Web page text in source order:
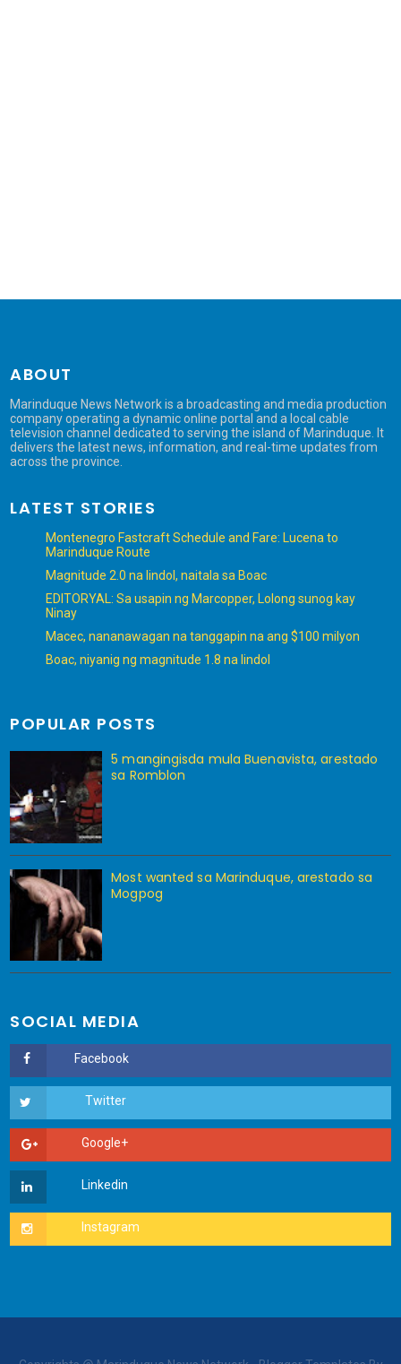
ABOUT
Marinduque News Network is a broadcasting and media production
company operating a dynamic online portal and a local cable
television channel dedicated to serving the island of Marinduque. It
delivers the latest news, information, and real-time updates from
across the province.
LATEST STORIES
Montenegro Fastcraft Schedule and Fare: Lucena to
Marinduque Route
Magnitude 2.0 na lindol, naitala sa Boac
EDITORYAL: Sa usapin ng Marcopper, Lolong sunog kay
Ninay
Macec, nananawagan na tanggapin na ang $100 milyon
Boac, niyanig ng magnitude 1.8 na lindol
POPULAR POSTS
5 mangingisda mula Buenavista, arestado
sa Romblon
Most wanted sa Marinduque, arestado sa
Mogpog
SOCIAL MEDIA